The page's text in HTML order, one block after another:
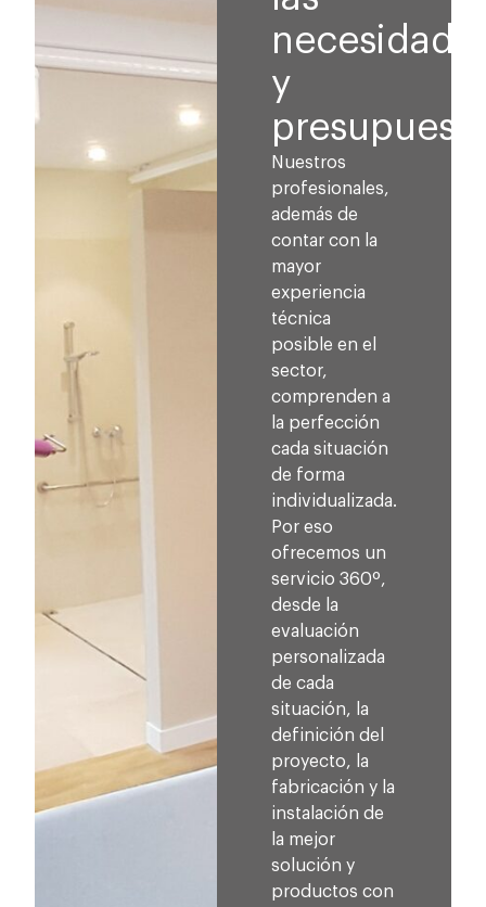
y
Nuestros
profesionales,
además de
contar con la
mayor
experiencia
técnica
posible en el
sector,
comprenden a
la perfección
cada situación
de forma
individualizada.
Por eso
ofrecemos un
servicio 360º,
desde la
evaluación
personalizada
de cada
situación, la
definición del
proyecto, la
fabricación y la
instalación de
la mejor
solución y
productos con